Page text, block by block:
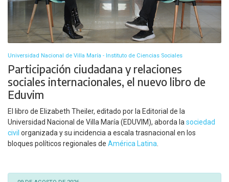
Universidad Nacional de Villa María - Instituto de Ciencias Sociales
Participación ciudadana y relaciones
sociales internacionales, el nuevo libro de
Eduvim
El libro de Elizabeth Theiler, editado por la Editorial de la
Universidad Nacional de Villa María (EDUVIM), aborda lasociedad
civil organizada y su incidencia a escala trasnacional en los
bloques políticos regionales de América Latina.